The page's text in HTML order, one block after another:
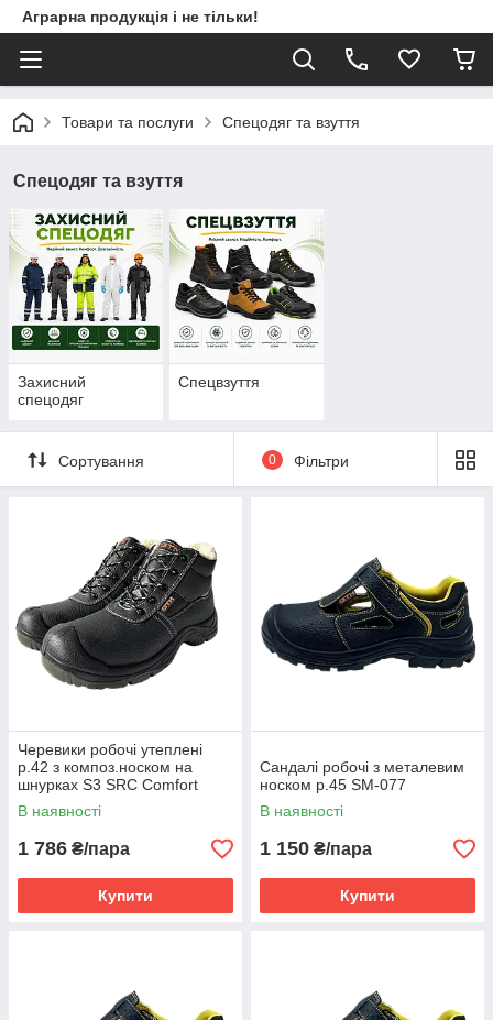
Аграрна продукція і не тільки!
Товари та послуги Спецодяг та взуття
Спецодяг та взуття
Захисний
спецодяг
Спецвзуття
Сортування 0 Фільтри
Черевики робочі утеплені
р.42 з композ.носком на
шнурках S3 SRC Comfort
В наявності
1 786 ₴/пара
Купити
Сандалі робочі з металевим
носком р.45 SM-077
В наявності
1 150 ₴/пара
Купити